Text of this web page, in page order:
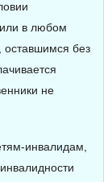
в любом
оставшимся без
не
инвалидам,